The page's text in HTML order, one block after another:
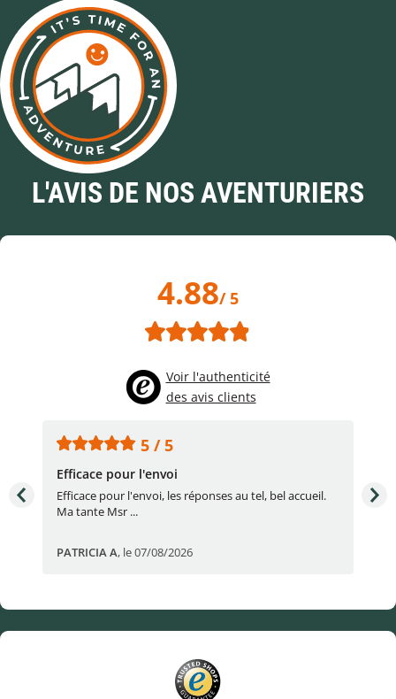
L'AVIS DE NOS AVENTURIERS
4.88/ 5
Voir l'authenticité
des avis clients
5 / 5
Efficace pour l'envoi
Efficace pour l'envoi, les réponses au tel, bel accueil.
Ma tante Msr ...
PATRICIA A, le 07/08/2026